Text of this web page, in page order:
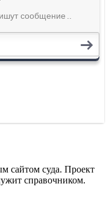
сайтом суда. Проект
справочником.